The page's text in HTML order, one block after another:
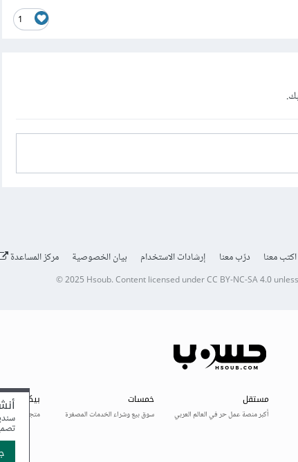
1
اكتب معنا درّب معنا إرشادات الاستخدام بيان الخصوصية مركز المساعدة
© 2025 Hsoub.Content licensed underCC BY-NC-SA 4.0